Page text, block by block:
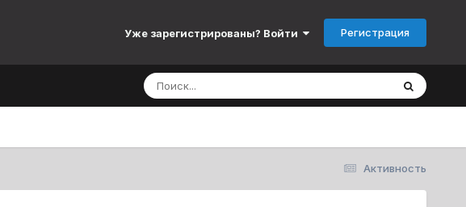
Уже зарегистрированы? Войти Регистрация
Активность